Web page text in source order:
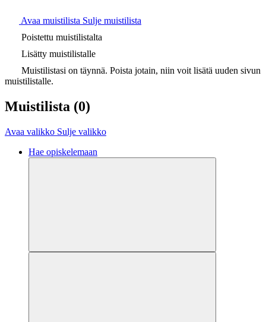
Avaa muistilista Sulje muistilista
Poistettu muistilistalta
Lisätty muistilistalle
Muistilistasi on täynnä. Poista jotain, niin voit lisätä uuden sivun
muistilistalle.
Muistilista (0)
Avaa valikko Sulje valikko
Hae opiskelemaan